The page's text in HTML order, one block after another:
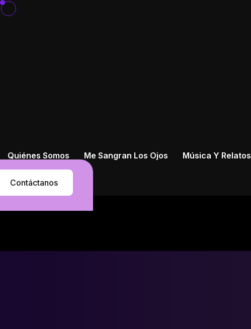
Quiénes Somos Me Sangran Los Ojos Música Y Relatos
Contáctanos
Contáctanos